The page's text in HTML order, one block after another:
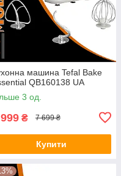
машина Tefal Bake
QB160138 UA
3 од.
₴ 7 699 ₴
Купити